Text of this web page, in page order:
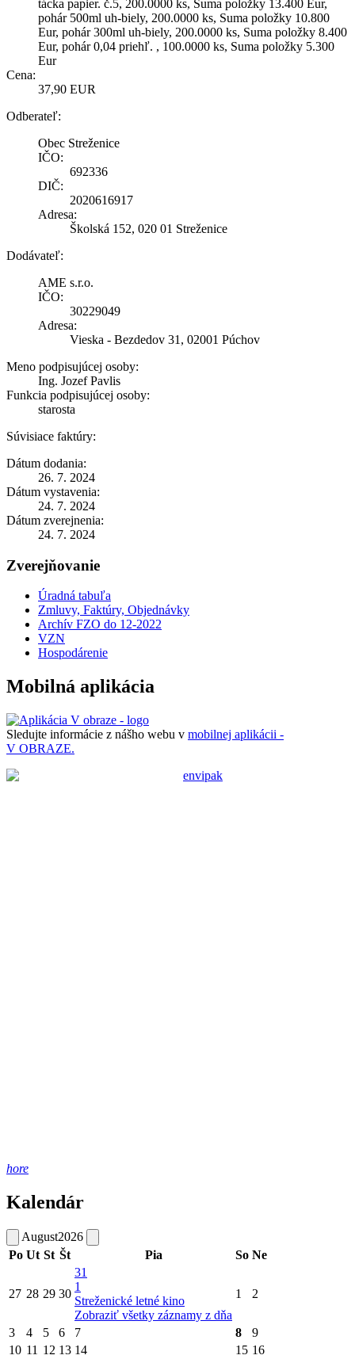
tácka papier. č.5, 200.0000 ks, Suma položky 13.400 Eur,
pohár 500ml uh-biely, 200.0000 ks, Suma položky 10.800
Eur, pohár 300ml uh-biely, 200.0000 ks, Suma položky 8.400
Eur, pohár 0,04 priehľ. , 100.0000 ks, Suma položky 5.300
Eur
Cena:
37,90 EUR
Odberateľ:
Obec Streženice
IČO:
692336
DIČ:
2020616917
Adresa:
Školská 152, 020 01 Streženice
Dodávateľ:
AME s.r.o.
IČO:
30229049
Adresa:
Vieska - Bezdedov 31, 02001 Púchov
Meno podpisujúcej osoby:
Ing. Jozef Pavlis
Funkcia podpisujúcej osoby:
starosta
Súvisiace faktúry:
Dátum dodania:
26. 7. 2024
Dátum vystavenia:
24. 7. 2024
Dátum zverejnenia:
24. 7. 2024
Zverejňovanie
Úradná tabuľa
Zmluvy, Faktúry, Objednávky
Archív FZO do 12-2022
VZN
Hospodárenie
Mobilná aplikácia
Sledujte informácie z nášho webu v mobilnej aplikácii -
V OBRAZE.
hore
Kalendár
August2026
Po Ut St Št Pia So Ne
27 28 29 30
31
1
Streženické letné kino
Zobraziť všetky záznamy z dňa
1 2
3 4 5 6 7 8
9
10 11 12 13 14 15 16